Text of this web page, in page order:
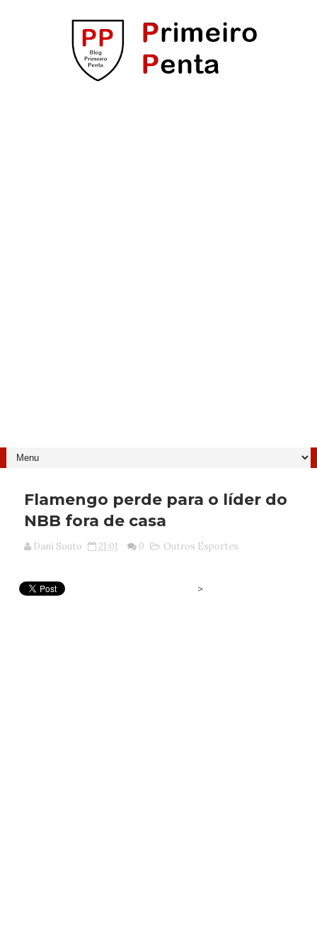
Flamengo perde para o líder do
NBB fora de casa
Dani Souto 21:01 0 Outros Esportes
>